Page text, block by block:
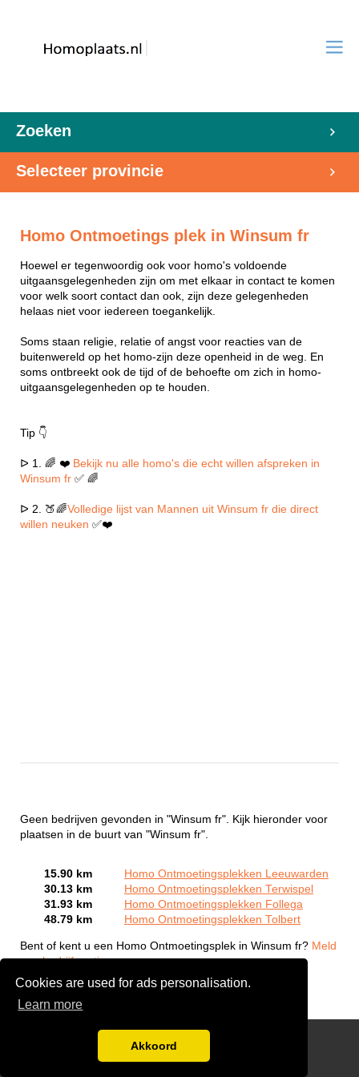
Cookies are used for ads personalisation.
Learn more
Akkoord
Zoeken
Selecteer provincie
Homo Ontmoetings plek in Winsum fr
Hoewel er tegenwoordig ook voor homo's voldoende
uitgaansgelegenheden zijn om met elkaar in contact te komen
voor welk soort contact dan ook, zijn deze gelegenheden
helaas niet voor iedereen toegankelijk.
Soms staan religie, relatie of angst voor reacties van de
buitenwereld op het homo-zijn deze openheid in de weg. En
soms ontbreekt ook de tijd of de behoefte om zich in homo-
uitgaansgelegenheden op te houden.
Tip 👇
ᐅ 1. 🌈 ❤️ Bekijk nu alle homo's die echt willen afspreken in
Winsum fr ✅ 🌈
ᐅ 2. 🍑🌈Volledige lijst van Mannen uit Winsum fr die direct
willen neuken ✅❤️
Geen bedrijven gevonden in "Winsum fr". Kijk hieronder voor
plaatsen in de buurt van "Winsum fr".
15.90 km
Homo Ontmoetingsplekken Leeuwarden
30.13 km
Homo Ontmoetingsplekken Terwispel
31.93 km
Homo Ontmoetingsplekken Follega
48.79 km
Homo Ontmoetingsplekken Tolbert
Bent of kent u een Homo Ontmoetingsplek in Winsum fr? Meld
een bedrijf gratis aan